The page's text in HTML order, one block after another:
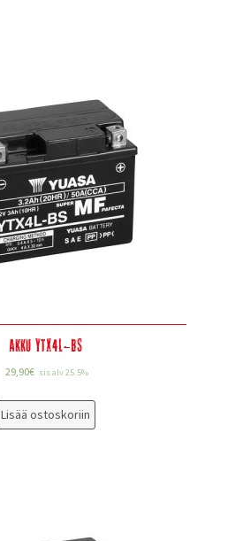
Akku YTX4L-BS
29,90€ sis alv 25.5%
Lisää ostoskoriin